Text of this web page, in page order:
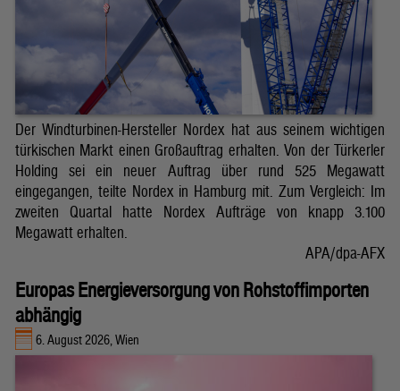
Der Windturbinen-Hersteller Nordex hat aus seinem wichtigen
türkischen Markt einen Großauftrag erhalten. Von der Türkerler
Holding sei ein neuer Auftrag über rund 525 Megawatt
eingegangen, teilte Nordex in Hamburg mit. Zum Vergleich: Im
zweiten Quartal hatte Nordex Aufträge von knapp 3.100
Megawatt erhalten.
APA/dpa-AFX
Europas Energieversorgung von Rohstoffimporten
abhängig
6. August 2026, Wien